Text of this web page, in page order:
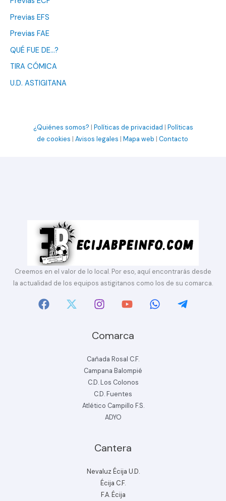
Previas EFS
Previas FAE
QUÉ FUE DE…?
TIRA CÓMICA
U.D. ASTIGITANA
¿Quiénes somos? | Políticas de privacidad | Políticas
de cookies | Avisos legales | Mapa web | Contacto
Creemos en el valor de lo local. Por eso, aquí encontrarás desde
la actualidad de los equipos astigitanos como los de su comarca.
Comarca
Cañada Rosal C.F.
Campana Balompié
C.D. Los Colonos
C.D. Fuentes
Atlético Campillo F.S.
ADYO
Cantera
Nevaluz Écija U.D.
Écija C.F.
F.A. Écija